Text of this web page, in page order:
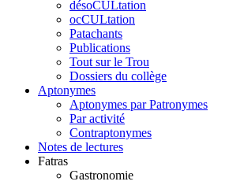
désoCULtation
ocCULtation
Patachants
Publications
Tout sur le Trou
Dossiers du collège
Aptonymes
Aptonymes par Patronymes
Par activité
Contraptonymes
Notes de lectures
Fatras
Gastronomie